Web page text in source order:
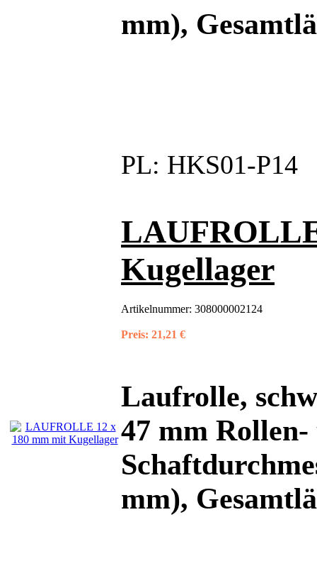
mm),
PL: HKS01-P14
Kugellager
Artikelnummer: 308000002124
Preis: 21,21 €
Laufrolle,
47 mm
mm),